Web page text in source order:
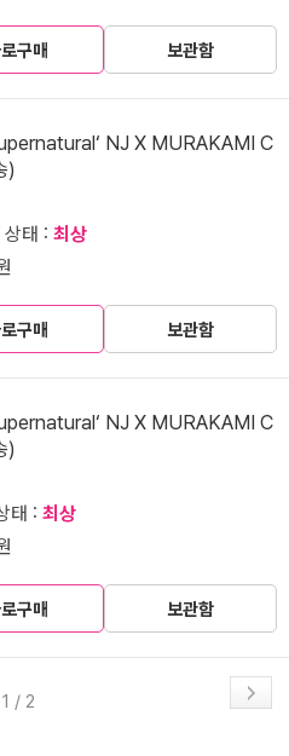
구매 보관함
NJ X MURAKAMI C
)
태 : 최상
구매 보관함
NJ X MURAKAMI C
)
태 : 최상
구매 보관함
1 / 2